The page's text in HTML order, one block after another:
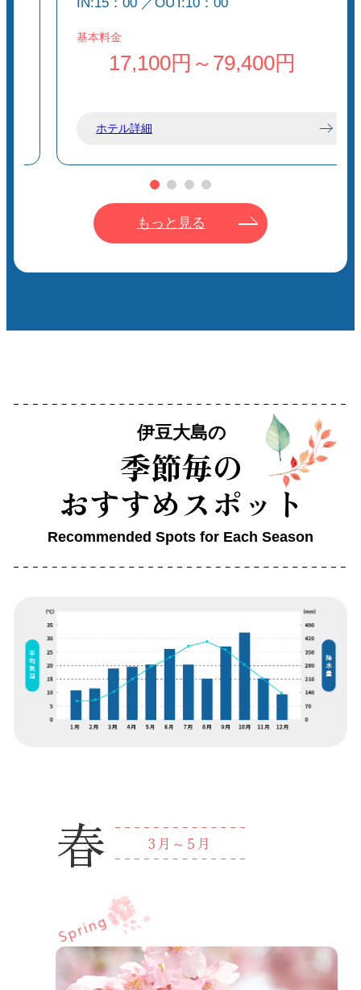
🌅安全対策
火山活動の状況によっては立ち入り制限が
体調管理に気をつけ、無理のないペースで
携帯電話や地図、必要に応じてライトなど
も携帯すると安心です。
👀見どころポイント
す。
山頂の三原神社で安全祈願もおすすめ。
元町港から車で5分・バス停郷土資料館から
ホテル目の前にはスーパーがあり、ディス
カウントストア[やすとく]や飲食店など徒歩
ム式洗濯乾燥機付のセミダブル1名定員/ツイ
基本料金
17,100円～79,400円
ホテル詳細
もっと見る
伊豆大島の
季節毎の
おすすめスポット
Recommended Spots for Each Season
春 3 月～ 5 月